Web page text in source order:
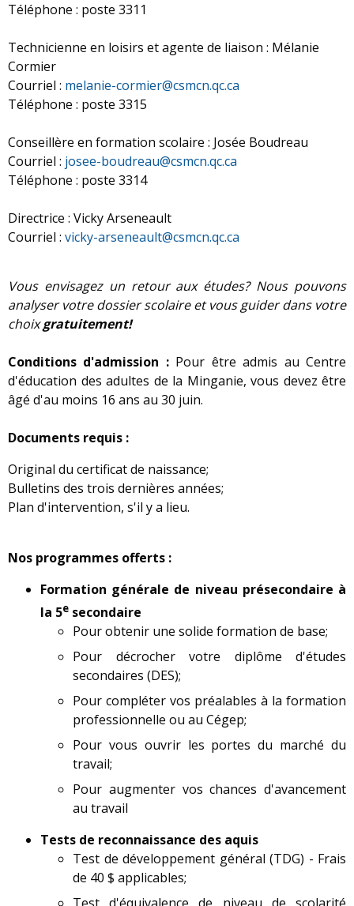
Téléphone : poste 3311
Technicienne en loisirs et agente de liaison : Mélanie
Cormier
Courriel : melanie-cormier@csmcn.qc.ca
Téléphone : poste 3315
Conseillère en formation scolaire : Josée Boudreau
Courriel : josee-boudreau@csmcn.qc.ca
Téléphone : poste 3314
Directrice : Vicky Arseneault
Courriel : vicky-arseneault@csmcn.qc.ca
Vous envisagez un retour aux études? Nous pouvons
analyser votre dossier scolaire et vous guider dans votre
choixgratuitement!
Conditions d'admission : Pour être admis au Centre
d'éducation des adultes de la Minganie, vous devez être
âgé d'au moins 16 ans au 30 juin.
Documents requis :
Original du certificat de naissance;
Bulletins des trois dernières années;
Plan d'intervention, s'il y a lieu.
Nos programmes offerts :
Formation générale de niveau présecondaire à
la 5e secondaire
Pour obtenir une solide formation de base;
Pour décrocher votre diplôme d'études
secondaires (DES);
Pour compléter vos préalables à la formation
professionnelle ou au Cégep;
Pour vous ouvrir les portes du marché du
travail;
Pour augmenter vos chances d'avancement
au travail
Tests de reconnaissance des aquis
Test de développement général (TDG) - Frais
de 40 $ applicables;